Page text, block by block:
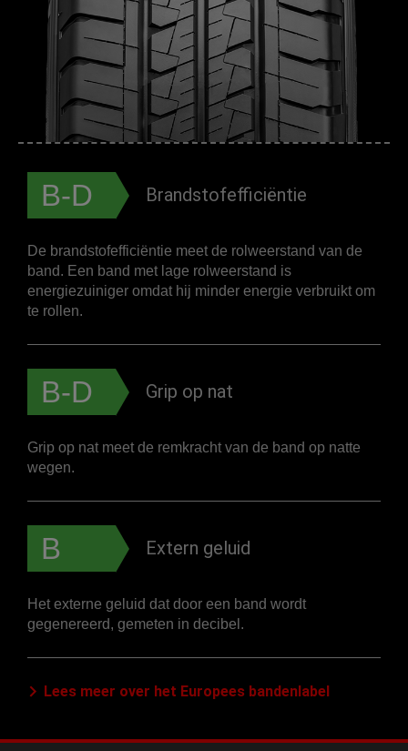
B-D Brandstofefficiëntie
De brandstofefficiëntie meet de rolweerstand van de
band. Een band met lage rolweerstand is
energiezuiniger omdat hij minder energie verbruikt om
te rollen.
B-D Grip op nat
Grip op nat meet de remkracht van de band op natte
wegen.
B Extern geluid
Het externe geluid dat door een band wordt
gegenereerd, gemeten in decibel.
Lees meer over het Europees bandenlabel